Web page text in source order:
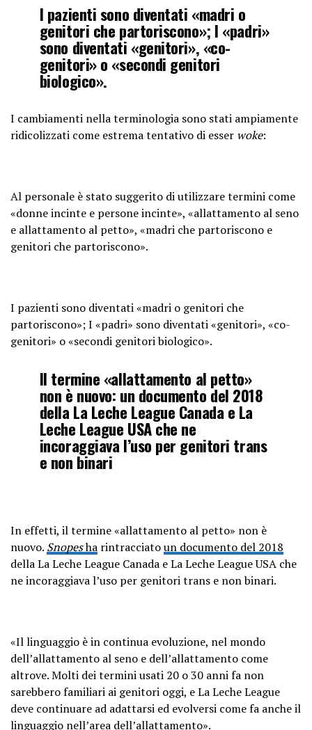
I pazienti sono diventati «madri o
genitori che partoriscono»; I «padri»
sono diventati «genitori», «co-
genitori» o «secondi genitori
biologico».
I cambiamenti nella terminologia sono stati ampiamente
ridicolizzati come estrema tentativo di esser woke:
Al personale è stato suggerito di utilizzare termini come
«donne incinte e persone incinte», «allattamento al seno
e allattamento al petto», «madri che partoriscono e
genitori che partoriscono».
I pazienti sono diventati «madri o genitori che
partoriscono»; I «padri» sono diventati «genitori», «co-
genitori» o «secondi genitori biologico».
Il termine «allattamento al petto»
non è nuovo: un documento del 2018
della La Leche League Canada e La
Leche League USA che ne
incoraggiava l’uso per genitori trans
e non binari
In effetti, il termine «allattamento al petto» non è
nuovo. Snopesha rintracciatoun documento del 2018
della La Leche League Canada e La Leche League USA che
ne incoraggiava l’uso per genitori trans e non binari.
«Il linguaggio è in continua evoluzione, nel mondo
dell’allattamento al seno e dell’allattamento come
altrove. Molti dei termini usati 20 o 30 anni fa non
sarebbero familiari ai genitori oggi, e La Leche League
deve continuare ad adattarsi ed evolversi come fa anche il
linguaggio nell’area dell’allattamento».